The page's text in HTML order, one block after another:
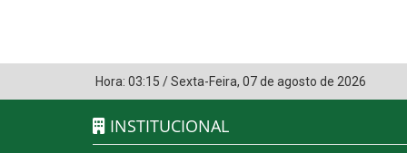
Hora: 03:15 /Sexta-Feira, 07 de agosto de 2026
INSTITUCIONAL